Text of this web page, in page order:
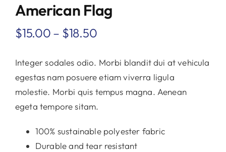
American Flag
$15.00 – $18.50
Integer sodales odio. Morbi blandit dui at vehicula
egestas nam posuere etiam viverra ligula
molestie. Morbi quis tempus magna. Aenean
egeta tempore sitam.
100% sustainable polyester fabric
Durable and tear resistant